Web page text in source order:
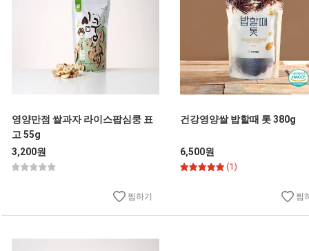
영양만점 쌀과자 라이스팝심쿵 표
고 55g
3,200원
찜하기
건강영양쌀 밥할때 톳 380g
6,500원
(1)
찜